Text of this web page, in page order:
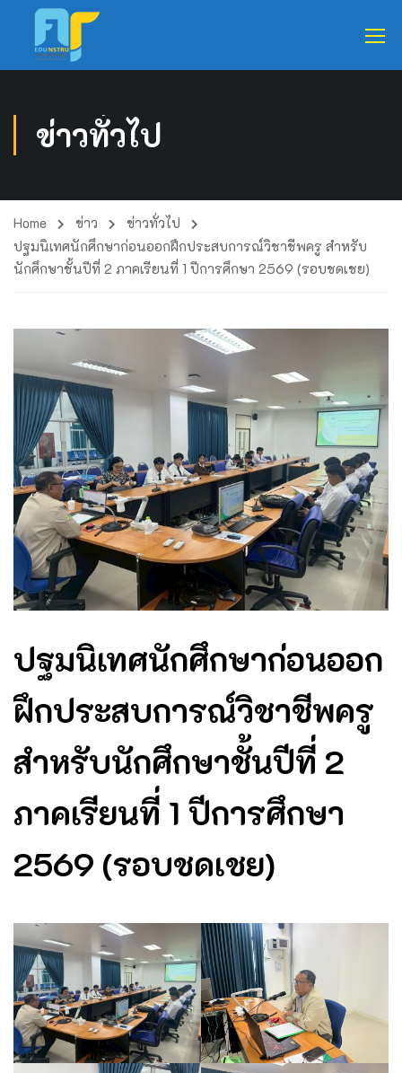
ข่าวทั่วไป
Home ข่าว
ข่าวทั่วไป
ปฐมนิเทศนักศึกษาก่อนออกฝึกประสบการณ์วิชาชีพครู สำหรับ
นักศึกษาชั้นปีที่ 2 ภาคเรียนที่ 1 ปีการศึกษา 2569 (รอบชดเชย)
ปฐมนิเทศนักศึกษาก่อนออก
ฝึกประสบการณ์วิชาชีพครู
สำหรับนักศึกษาชั้นปีที่ 2
ภาคเรียนที่ 1 ปีการศึกษา
2569 (รอบชดเชย)